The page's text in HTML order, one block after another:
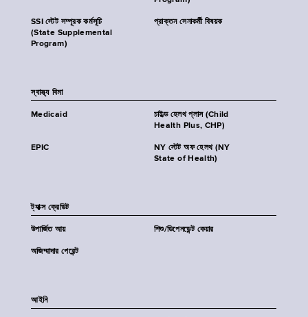
SSI স্টেট সম্পূরক কর্মসূচি
(State Supplemental
Program)
প্রাক্তন সেনাকর্মী বিষয়ক
স্বাস্থ্য বিমা
Medicaid
চাইল্ড হেলথ প্লাস (Child
Health Plus, CHP)
EPIC
NY স্টেট অফ হেলথ (NY
State of Health)
ট্যাক্স ক্রেডিট
উপার্জিত আয় শিশু/ডিপেনডেন্ট কেয়ার
অজিম্মাদার পেরেন্ট
আইনি